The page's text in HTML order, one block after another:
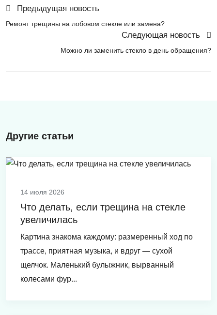
Предыдущая новость
Ремонт трещины на лобовом стекле или замена?
Следующая новость
Можно ли заменить стекло в день обращения?
Другие статьи
14 июля 2026
Что делать, если трещина на стекле
увеличилась
Картина знакома каждому: размеренный ход по
трассе, приятная музыка, и вдруг — сухой
щелчок. Маленький булыжник, вырванный
колесами фур...